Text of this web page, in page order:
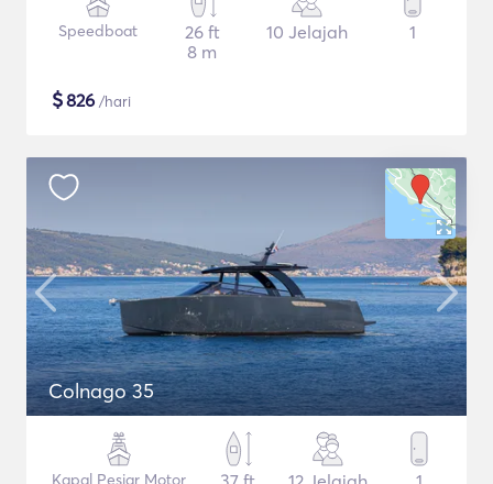
Speedboat
26 ft
8 m
10 Jelajah 1
$826 /hari
Colnago 35
Kapal Pesiar Motor